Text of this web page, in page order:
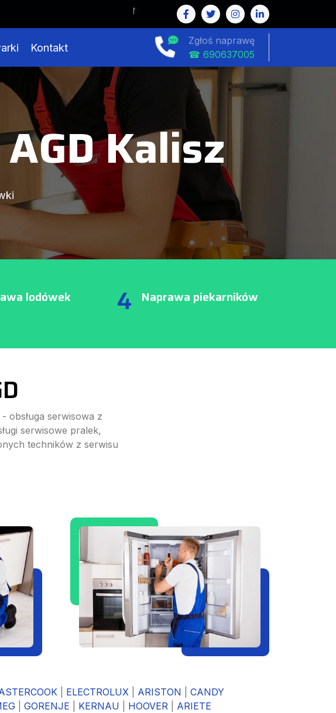
Kontakt
Zgłoś naprawę
☎ 690637005
Kalisz
lodówek 4 Naprawa piekarników
obsługa serwisowa z
serwisowe pralek,
techników z serwisu
ELECTROLUX ARISTON
CANDY
GORENJE KERNAU HOOVER
ARIETE